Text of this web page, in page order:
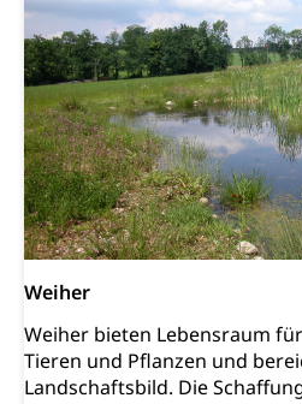
Weiher
Weiher bieten Lebensraum
Tieren und Pflanzen und
Landschaftsbild. Die
Musik, Entwicklung,
Filmförderung, Regionale
Werkankäufe, Kunstankäufe,
und Kultur, Kulturgesuche,
Kulturförderung
Angebote für
Zentralschweizer
Mobilität
Schiene und öffentlicher
Schienenverkehr, Zugverkehr,
Transportmittel, öffentlicher
Verkehrsverbund
Öffentlicher
Schifffahrt
Schiffsverkehr,